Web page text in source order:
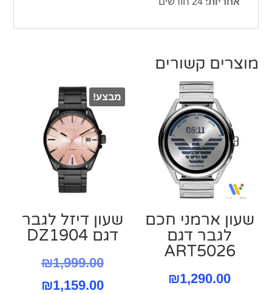
מוצרים קשורים
שעון ארמני חכם
לגבר דגם
ART5026
₪1,290.00
מבצע!
שעון דיזל לגבר
דגם DZ1904
₪1,999.00
המחיר
₪1,159.00